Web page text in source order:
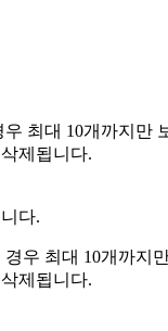
최대 10개까지만
제됩니다.
다.
우 최대 10개까지
제됩니다.